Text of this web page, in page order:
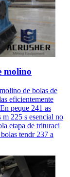
molino
de bolas de
eficientemente
peque 241 as
m 225 s esencial no
etapa de trituraci
tendr 237 a